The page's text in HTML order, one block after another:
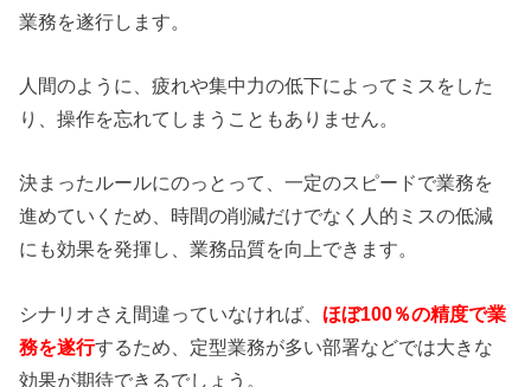
業務を遂行します。
人間のように、疲れや集中力の低下によってミスをした
り、操作を忘れてしまうこともありません。
決まったルールにのっとって、一定のスピードで業務を
進めていくため、時間の削減だけでなく人的ミスの低減
にも効果を発揮し、業務品質を向上できます。
シナリオさえ間違っていなければ、 ほぼ100％の精度で業
務を遂行するため、定型業務が多い部署などでは大きな
効果が期待できるでしょう。